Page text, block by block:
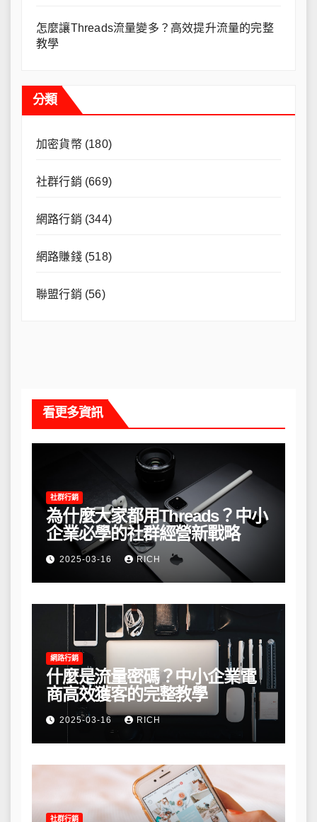
怎麼讓Threads流量變多？高效提升流量的完整
教學
分類
加密貨幣(180)
社群行銷 (669)
網路行銷 (344)
網路賺錢(518)
聯盟行銷 (56)
看更多資訊
社群行銷
為什麼大家都用Threads？中小
企業必學的社群經營新戰略
2025-03-16 RICH
網路行銷
什麼是流量密碼？中小企業電
商高效獲客的完整教學
2025-03-16 RICH
社群行銷